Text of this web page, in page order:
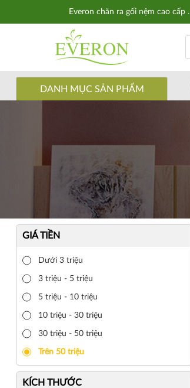
Everon chăn ra gối nệm cao cấp .
DANH MỤC SẢN PHẨM
GIÁ TIỀN
Dưới 3 triệu
3 triệu - 5 triệu
5 triệu - 10 triệu
10 triệu - 30 triệu
30 triệu - 50 triệu
Trên 50 triệu
KÍCH THƯỚC